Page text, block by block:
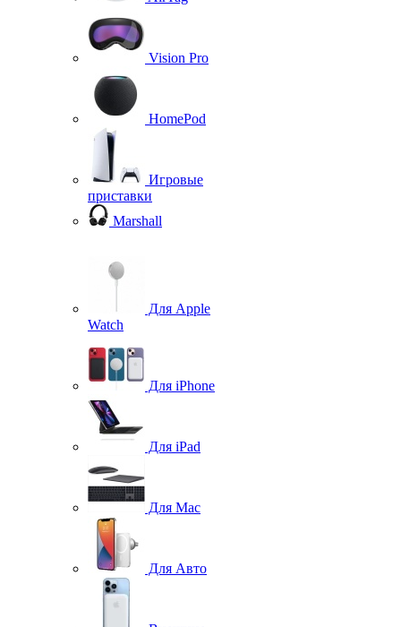
Vision Pro
HomePod
Игровые
приставки
Marshall
Для Apple
Watch
Для iPhone
Для iPad
Для Mac
Для Авто